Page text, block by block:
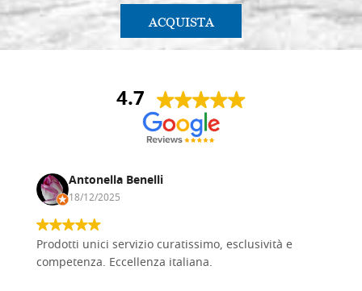
ACQUISTA
4.7
Antonella Benelli
18/12/2025
Prodotti unici servizio curatissimo, esclusività e
competenza. Eccellenza italiana.